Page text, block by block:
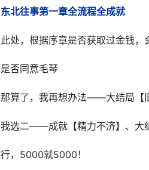
东北往事第一章全流程全成就
此处，根据序章是否获取过金钱，
是否同意毛琴
那算了，我再想办法——大结局【
我选二——成就【精力不济】、大
行，5000就5000！